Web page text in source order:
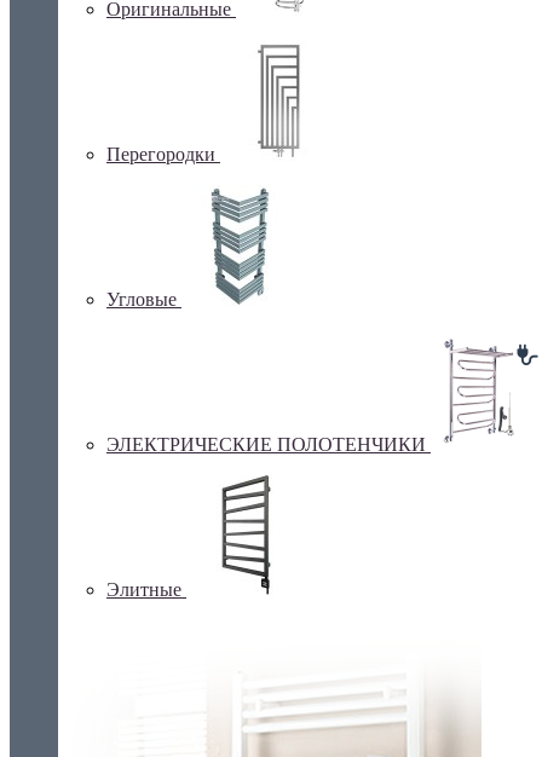
Оригинальные
Перегородки
Угловые
ЭЛЕКТРИЧЕСКИЕ ПОЛОТЕНЧИКИ
Элитные